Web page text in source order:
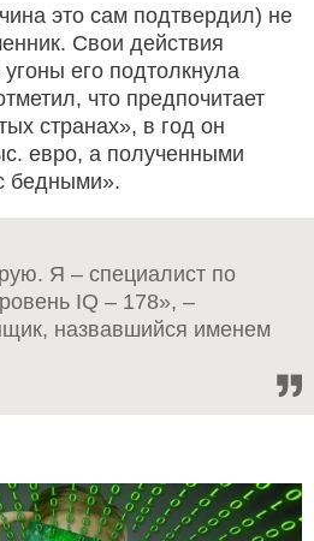
это сам подтвердил) не
Свои действия
его подтолкнула
что предпочитает
странах», в год он
евро, а полученными
бедными».
Я – специалист по
IQ – 178», –
назвавшийся именем